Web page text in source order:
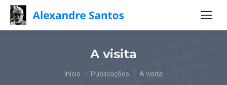
A visita
Você está aqui:
Início Publicações A visita